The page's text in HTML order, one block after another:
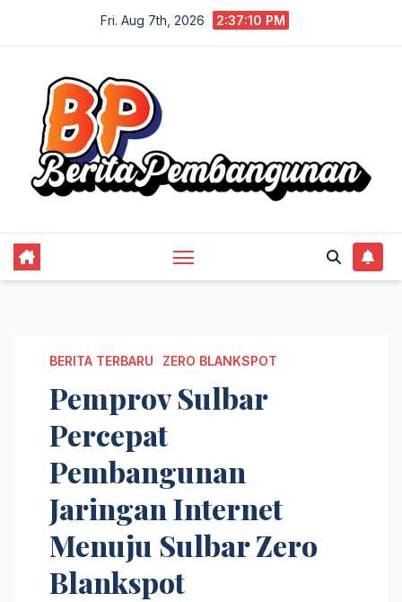
Fri. Aug 7th, 2026 2:37:11 PM
BERITA TERBARU ZERO BLANKSPOT
Pemprov Sulbar
Percepat
Pembangunan
Jaringan Internet
Menuju Sulbar Zero
Blankspot